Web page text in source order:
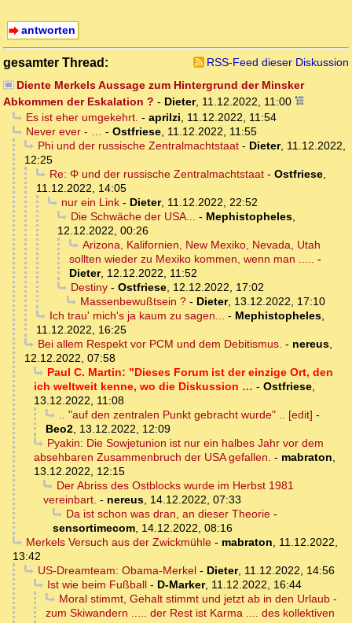
antworten
gesamter Thread:
RSS-Feed dieser Diskussion
Diente Merkels Aussage zum Hintergrund der Minsker
Abkommen der Eskalation ? - Dieter, 11.12.2022, 11:00
Es ist eher umgekehrt. - aprilzi, 11.12.2022, 11:54
Never ever - … - Ostfriese, 11.12.2022, 11:55
Phi und der russische Zentralmachtstaat- Dieter, 11.12.2022,
12:25
Re: Φ und der russische Zentralmachtstaat- Ostfriese,
11.12.2022, 14:05
nur ein Link- Dieter, 11.12.2022, 22:52
Die Schwäche der USA... - Mephistopheles,
12.12.2022, 00:26
Arizona, Kalifornien, New Mexiko, Nevada, Utah
sollten wieder zu Mexiko kommen, wenn man ..... -
Dieter, 12.12.2022, 11:52
Destiny- Ostfriese, 12.12.2022, 17:02
Massenbewußtsein ?- Dieter, 13.12.2022, 17:10
Ich trau' mich's ja kaum zu sagen... - Mephistopheles,
11.12.2022, 16:25
Bei allem Respekt vor PCM und dem Debitismus. - nereus,
12.12.2022, 07:58
Paul C. Martin: "Dieses Forum ist der einzige Ort, den
ich weltweit kenne, wo die Diskussion … - Ostfriese,
13.12.2022, 11:08
.. "auf den zentralen Punkt gebracht wurde" .. [edit] -
Beo2, 13.12.2022, 12:09
Pyakin: Die Sowjetunion ist nur ein halbes Jahr vor dem
absehbaren Zusammenbruch der USA gefallen. - mabraton,
13.12.2022, 12:15
Der Abriss des Ostblocks wurde im Herbst 1981
vereinbart. - nereus, 14.12.2022, 07:33
Da ist schon was dran, an dieser Theorie-
sensortimecom, 14.12.2022, 08:16
Merkels Versuch aus der Zwickmühle- mabraton, 11.12.2022,
13:42
US-Dreamteam: Obama-Merkel- Dieter, 11.12.2022, 14:56
Ist wie beim Fußball- D-Marker, 11.12.2022, 16:44
Moral stimmt, Gehalt stimmt und jetzt ab in den Urlaub -
zum Skiwandern ..... der Rest ist Karma .... des kollektiven